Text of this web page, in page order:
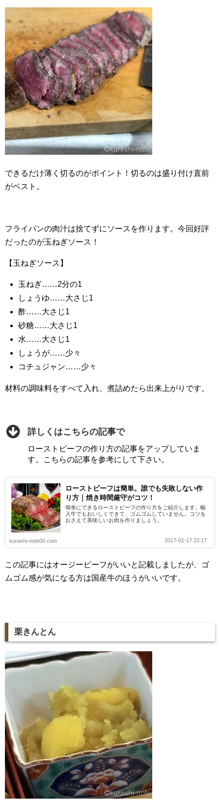
できるだけ薄く切るのがポイント！切るのは盛り付け直前
がベスト。
フライパンの肉汁は捨てずにソースを作ります。今回好評
だったのが玉ねぎソース！
【玉ねぎソース】
玉ねぎ……2分の1
しょうゆ……大さじ1
酢……大さじ1
砂糖……大さじ1
水……大さじ1
しょうが……少々
コチュジャン……少々
材料の調味料をすべて入れ、煮詰めたら出来上がりです。
詳しくはこちらの記事で
ローストビーフの作り方の記事をアップしていま
す。こちらの記事を参考にして下さい。
ローストビーフは簡単。誰でも失敗しない作
り方｜焼き時間厳守がコツ！
簡単にできるローストビーフの作り方をご紹介します。輸
入牛でもおいしくできて、ゴムゴムしていません。コツを
おさえて美味しいお肉を作りましょう。
kurashi-note00.com 2017-01-17 22:17
この記事にはオージービーフがいいと記載しましたが、ゴ
ムゴム感が気になる方は国産牛のほうがいいです。
栗きんとん